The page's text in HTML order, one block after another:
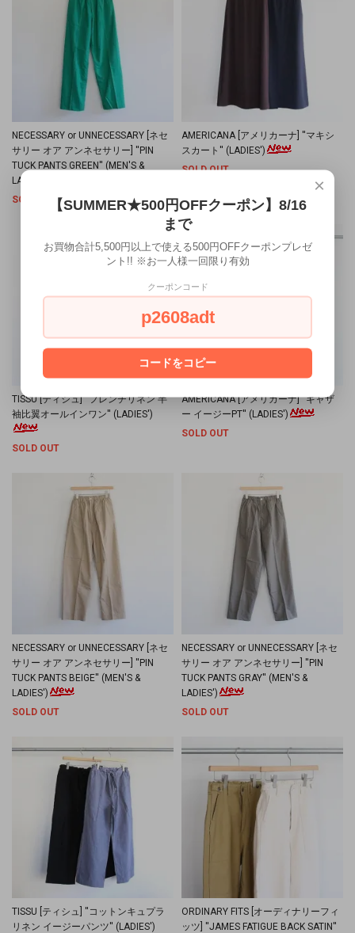
NECESSARY or UNNECESSARY [ネセ
サリー オア アンネセサリー] ''PIN
TUCK PANTS GREEN'' (MEN'S &
LADIES')
SOLD OUT
AMERICANA [アメリカーナ] ''マキシ
スカート'' (LADIES')
SOLD OUT
TISSU [ティシュ] ''フレンチリネン 半
袖比翼オールインワン'' (LADIES')
SOLD OUT
AMERICANA [アメリカーナ] ''ギャザ
ー イージーPT'' (LADIES')
SOLD OUT
NECESSARY or UNNECESSARY [ネセ
サリー オア アンネセサリー] ''PIN
TUCK PANTS BEIGE'' (MEN'S &
LADIES')
SOLD OUT
NECESSARY or UNNECESSARY [ネセ
サリー オア アンネセサリー] ''PIN
TUCK PANTS GRAY'' (MEN'S &
LADIES')
SOLD OUT
TISSU [ティシュ] ''コットンキュプラ
リネン イージーパンツ'' (LADIES')
ORDINARY FITS [オーディナリーフィ
ッツ] ''JAMES FATIGUE BACK SATIN''
×
【SUMMER★500円OFFクーポン】8/16
まで
お買物合計5,500円以上で使える500円OFFクーポンプレゼ
ント!! ※お一人様一回限り有効
クーポンコード
p2608adt
コードをコピー